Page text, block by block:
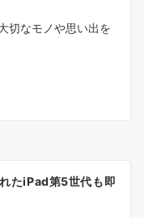
切なモノや思い出を
たiPad第5世代も即